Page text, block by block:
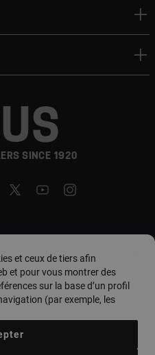
SINCE 1920
:country. / Euro
et ceux de tiers afin
et pour vous montrer des
sur la base d’un profil
(par exemple, les